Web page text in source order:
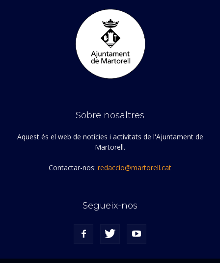
Sobre nosaltres
Aquest és el web de notícies i activitats de l'Ajuntament de
Martorell.
Contactar-nos: redaccio@martorell.cat
Segueix-nos